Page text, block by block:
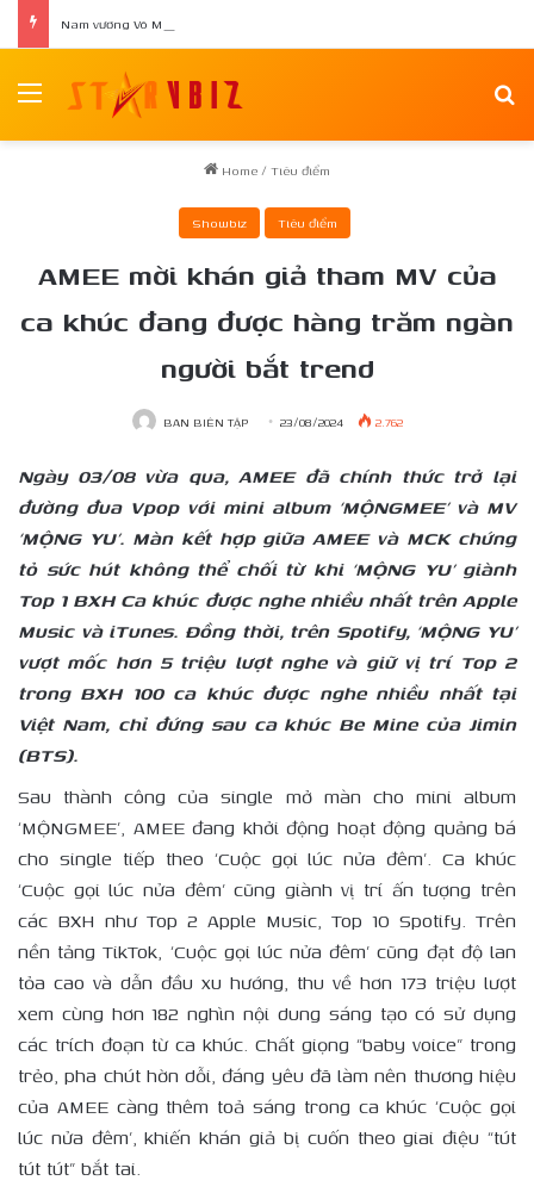
Menu
Home/ Tiêu điểm
Showbiz Tiêu điểm
AMEE mời khán giả tham MV của
ca khúc đang được hàng trăm ngàn
người bắt trend
BAN BIÊN TẬP 23/08/2024 2.762
Ngày 03/08 vừa qua, AMEE đã chính thức trở lại
đường đua Vpop với mini album ‘MỘNGMEE’ và MV
‘MỘNG YU’. Màn kết hợp giữa AMEE và MCK chứng
tỏ sức hút không thể chối từ khi ‘MỘNG YU’ giành
Top 1 BXH Ca khúc được nghe nhiều nhất trên Apple
Music và iTunes. Đồng thời, trên Spotify, ‘MỘNG YU’
vượt mốc hơn 5 triệu lượt nghe và giữ vị trí Top 2
trong BXH 100 ca khúc được nghe nhiều nhất tại
Việt Nam, chỉ đứng sau ca khúc Be Mine của Jimin
(BTS).
Sau thành công của single mở màn cho mini album
‘MỘNGMEE’, AMEE đang khởi động hoạt động quảng bá
cho single tiếp theo ‘Cuộc gọi lúc nửa đêm’. Ca khúc
‘Cuộc gọi lúc nửa đêm’ cũng giành vị trí ấn tượng trên
các BXH như Top 2 Apple Music, Top 10 Spotify. Trên
nền tảng TikTok, ‘Cuộc gọi lúc nửa đêm’ cũng đạt độ lan
tỏa cao và dẫn đầu xu hướng, thu về hơn 173 triệu lượt
xem cùng hơn 182 nghìn nội dung sáng tạo có sử dụng
các trích đoạn từ ca khúc. Chất giọng “baby voice” trong
trẻo, pha chút hờn dỗi, đáng yêu đã làm nên thương hiệu
của AMEE càng thêm toả sáng trong ca khúc ‘Cuộc gọi
lúc nửa đêm’, khiến khán giả bị cuốn theo giai điệu “tút
tút tút” bắt tai.